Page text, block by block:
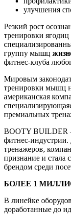
улучшения
Резкий рост
тренировки
группу мышц
фитнес-клуба
Мировым
тренировки мышц
американская
премиальных
BOOTY BUILDER
фитнес-индустрии.
тренажеров,
признание и
брендом среди
БОЛЕЕ 1
В линейке
доработанные до